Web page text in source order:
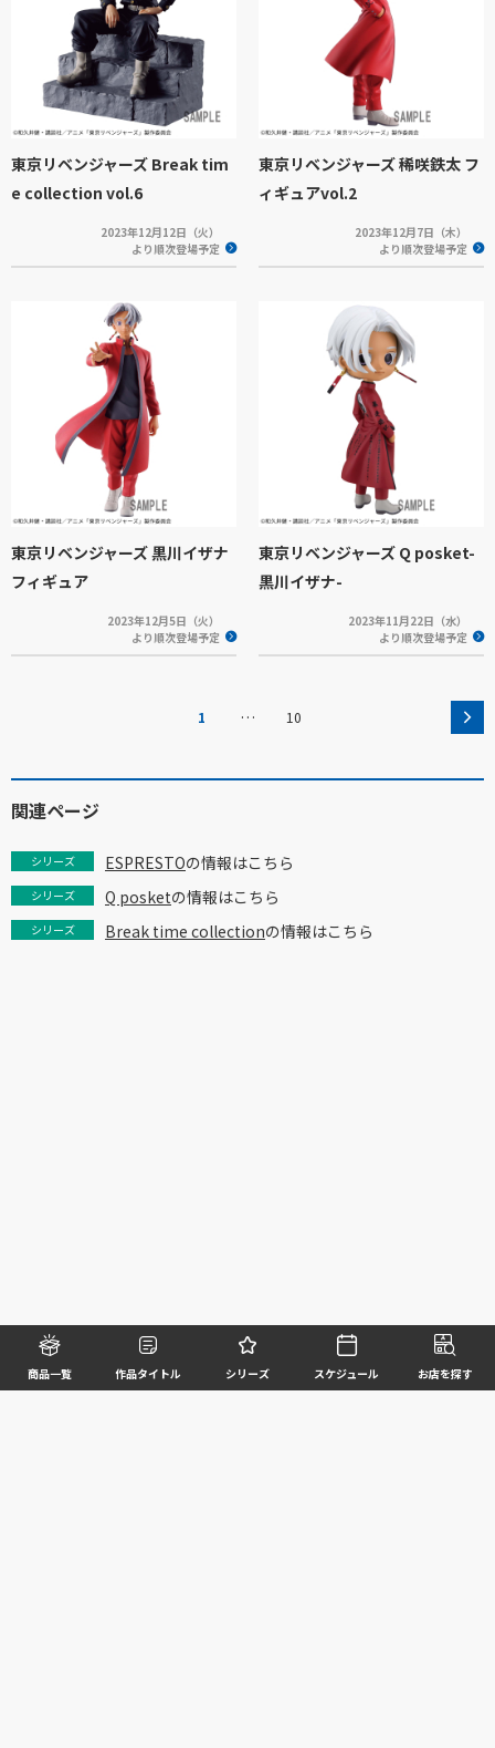
商品一覧 作品タイトル シリーズ スケジュール お店を探す
東京リベンジャーズ Break tim
e collection vol.6
2023年12月12日（火）
より順次登場予定
東京リベンジャーズ 稀咲鉄太 フ
ィギュアvol.2
2023年12月7日（木）
より順次登場予定
東京リベンジャーズ 黒川イザナ
フィギュア
2023年12月5日（火）
より順次登場予定
東京リベンジャーズ Q posket-
黒川イザナ-
2023年11月22日（水）
より順次登場予定
1 … 10
関連ページ
シリーズ ESPRESTOの情報はこちら
シリーズ Q posketの情報はこちら
シリーズ Break time collectionの情報はこちら